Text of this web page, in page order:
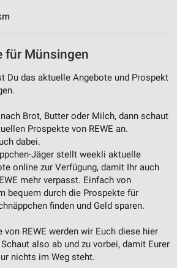
für Münsingen
Du das aktuelle Angebote und Prospekt
Brot, Butter oder Milch, dann schaut
Prospekte von REWE an.
dabei.
Jäger stellt weekli aktuelle
online zur Verfügung, damit Ihr auch
mehr verpasst. Einfach von
bequem durch die Prospekte für
finden und Geld sparen.
von REWE werden wir Euch diese hier
also ab und zu vorbei, damit Eurer
nichts im Weg steht.